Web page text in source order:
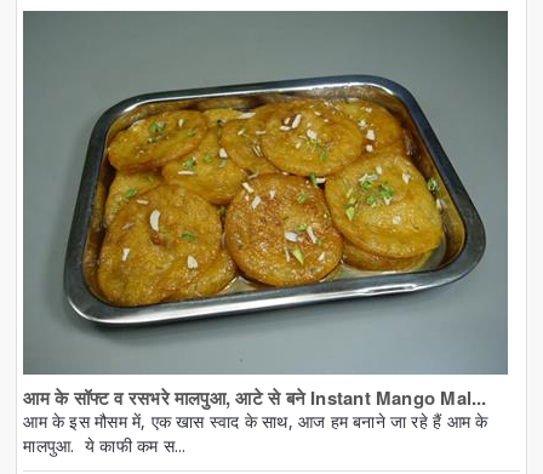
आम के सॉफ्ट व रसभरे मालपुआ, आटे से बने Instant Mango Mal...
आम के इस मौसम में, एक खास स्वाद के साथ, आज हम बनाने जा रहे हैं आम के
मालपुआ. ये काफी कम स...